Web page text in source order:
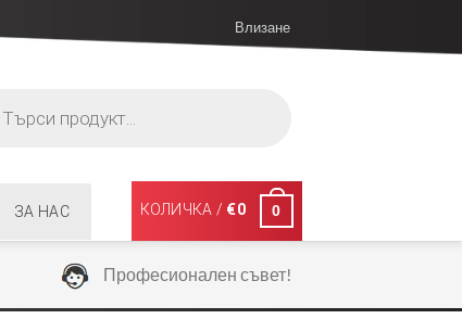
Влизане
ЗА НАС КОЛИЧКА / €0 0
Професионален съвет!